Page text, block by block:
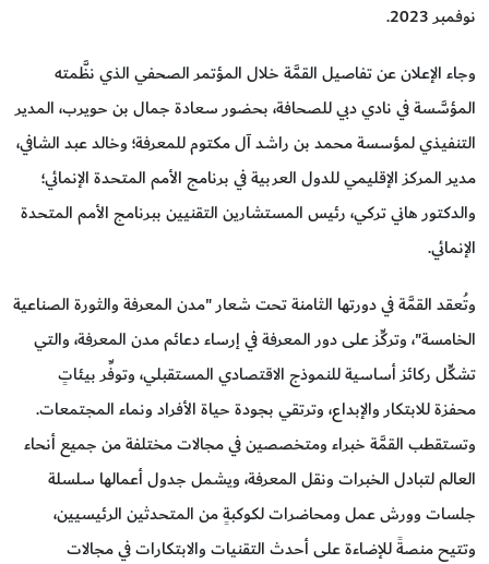
نوفمبر 2023.
وجاء الإعلان عن تفاصيل القمَّة خلال المؤتمر الصحفي الذي نظَّمته
المؤسَّسة في نادي دبي للصحافة، بحضور سعادة جمال بن حويرب، المدير
التنفيذي لمؤسسة محمد بن راشد آل مكتوم للمعرفة؛ وخالد عبد الشافي،
مدير المركز الإقليمي للدول العربية في برنامج الأمم المتحدة الإنمائي؛
والدكتور هاني تركي، رئيس المستشارين التقنيين ببرنامج الأمم المتحدة
الإنمائي.
وتُعقد القمَّة في دورتها الثامنة تحت شعار "مدن المعرفة والثورة الصناعية
الخامسة"، وتركِّز على دور المعرفة في إرساء دعائم مدن المعرفة، والتي
تشكِّل ركائز أساسية للنموذج الاقتصادي المستقبلي، وتوفِّر بيئاتٍ
محفزة للابتكار والإبداع، وترتقي بجودة حياة الأفراد ونماء المجتمعات.
وتستقطب القمَّة خبراء ومتخصصين في مجالات مختلفة من جميع أنحاء
العالم لتبادل الخبرات ونقل المعرفة، ويشمل جدول أعمالها سلسلة
جلسات وورش عمل ومحاضرات لكوكبةٍ من المتحدثين الرئيسيين،
وتتيح منصةً للإضاءة على أحدث التقنيات والابتكارات في مجالات